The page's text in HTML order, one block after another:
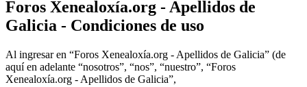
Foros Xenealoxía.org - Apellidos de
Galicia - Condiciones de uso
Al ingresar en “Foros Xenealoxía.org - Apellidos de Galicia” (de
aquí en adelante “nosotros”, “nos”, “nuestro”, “Foros
Xenealoxía.org - Apellidos de Galicia”,